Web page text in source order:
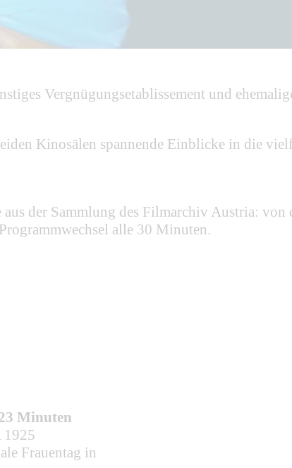
Vergnügungsetablissement und
Kinosälen spannende Einblicke in die
der Sammlung des Filmarchiv Austria: von
alle 30 Minuten.
Minuten
1925
Frauentag in